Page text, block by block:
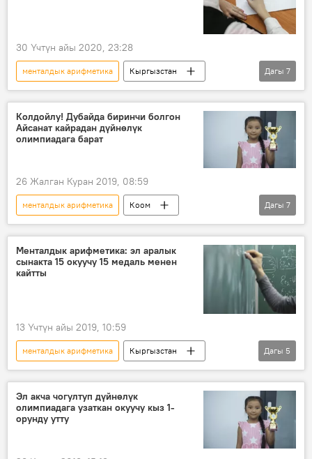
30 Үчтүн айы 2020, 23:28
менталдык арифметика
Кыргызстан
Коом
Жаңылыктар
Бишкек
Беларусь
окуучу
олимпиада
чемпион
Дагы 7
Колдойлу! Дубайда биринчи болгон
Айсанат кайрадан дүйнөлүк
олимпиадага барат
26 Жалган Куран 2019, 08:59
менталдык арифметика
Коом
Жаңылыктар
Кыргызстан
Айсанат Женишева
жардам
колдоо
олимпиада Анталья
Дагы 7
Менталдык арифметика: эл аралык
сынакта 15 окуучу 15 медаль менен
кайтты
13 Үчтүн айы 2019, 10:59
менталдык арифметика
Кыргызстан
Коом
Жаңылыктар
окуучу
олимпиада
жеңиш
Дагы 5
Эл акча чогултуп дүйнөлүк
олимпиадага узаткан окуучу кыз 1-
орунду утту